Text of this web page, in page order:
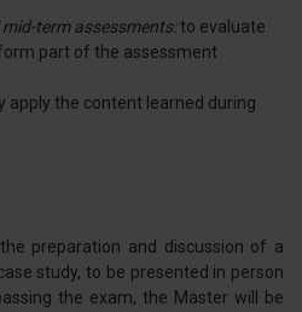
term assessments:to evaluate
part of the assessment
apply the content learned during
preparation and discussion of a
study, to be presented in person
the exam, the Master will be